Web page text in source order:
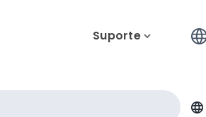
Suporte